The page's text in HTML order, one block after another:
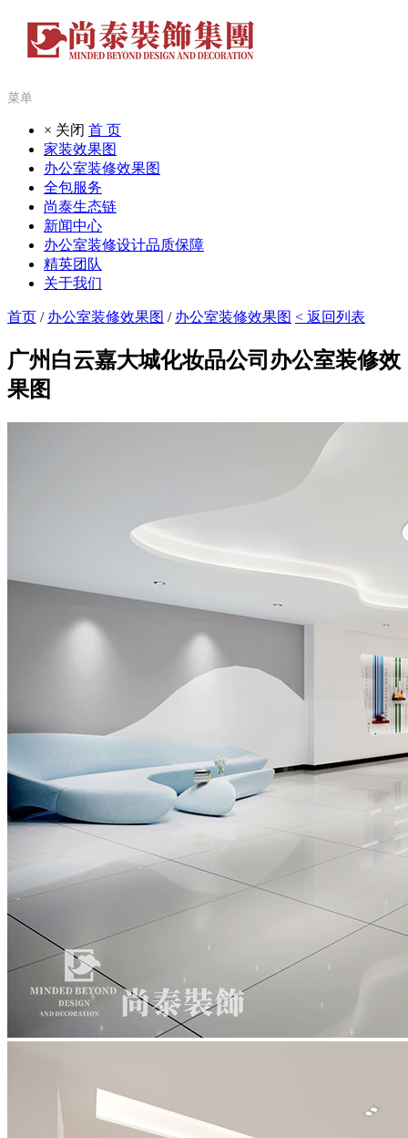
菜单
× 关闭 首 页
家装效果图
办公室装修效果图
全包服务
尚泰生态链
新闻中心
办公室装修设计品质保障
精英团队
关于我们
首页 / 办公室装修效果图 / 办公室装修效果图 < 返回列表
广州白云嘉大城化妆品公司办公室装修效
果图